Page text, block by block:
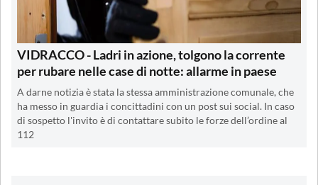
VIDRACCO - Ladri in azione, tolgono la corrente
per rubare nelle case di notte: allarme in paese
A darne notizia è stata la stessa amministrazione comunale, che
ha messo in guardia i concittadini con un post sui social. In caso
di sospetto l'invito è di contattare subito le forze dell’ordine al
112